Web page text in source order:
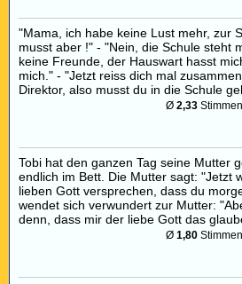
"Mama, ich habe keine Lust mehr, zur
musst aber !" - "Nein, die Schule steht
keine Freunde, der Hauswart hasst
mich." - "Jetzt reiss dich mal
Direktor, also musst du in die Schule
Ø 2,33
Tobi hat den ganzen Tag seine Mutter
endlich im Bett. Die Mutter sagt: "Jetzt
lieben Gott versprechen, dass du
wendet sich verwundert zur Mutter:
denn, dass mir der liebe Gott das
Ø 1,80